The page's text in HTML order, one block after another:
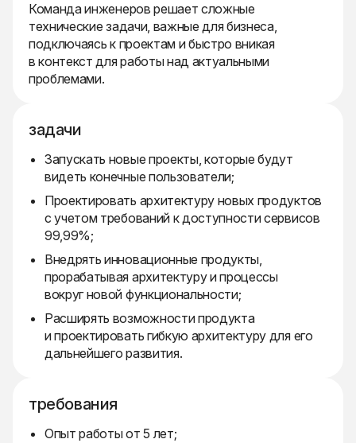
Команда инженеров решает сложные
технические задачи, важные для бизнеса,
подключаясь к проектам и быстро вникая
в контекст для работы над актуальными
проблемами.
задачи
Запускать новые проекты, которые будут
видеть конечные пользователи;
Проектировать архитектуру новых продуктов
с учетом требований к доступности сервисов
99,99%;
Внедрять инновационные продукты,
прорабатывая архитектуру и процессы
вокруг новой функциональности;
Расширять возможности продукта
и проектировать гибкую архитектуру для его
дальнейшего развития.
требования
Опыт работы от 5 лет;